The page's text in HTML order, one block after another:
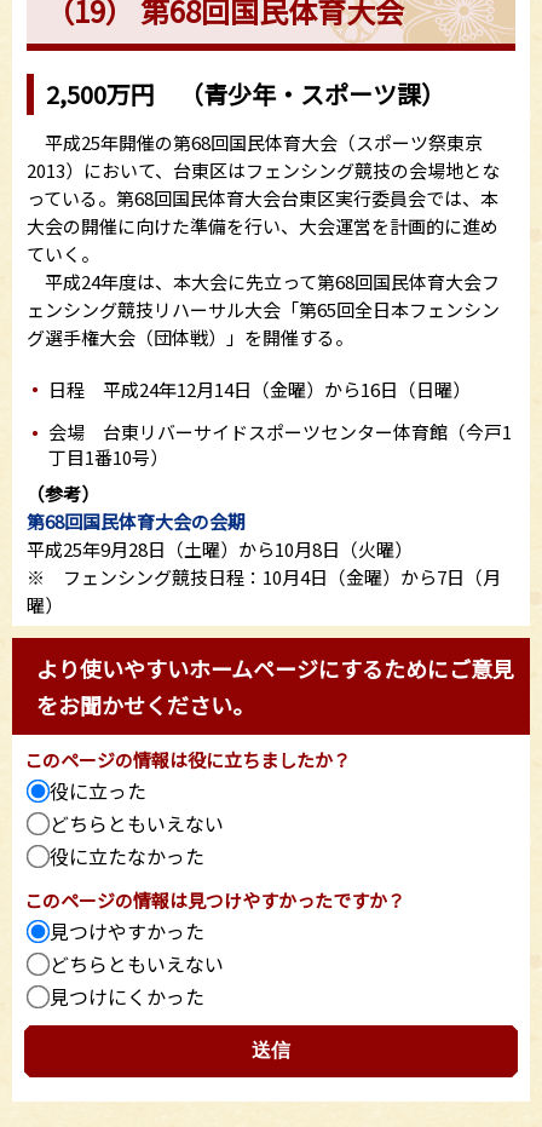
（19） 第68回国民体育大会
2,500万円 （青少年・スポーツ課）
平成25年開催の第68回国民体育大会（スポーツ祭東京
2013）において、台東区はフェンシング競技の会場地とな
っている。第68回国民体育大会台東区実行委員会では、本
大会の開催に向けた準備を行い、大会運営を計画的に進め
ていく。
平成24年度は、本大会に先立って第68回国民体育大会フ
ェンシング競技リハーサル大会「第65回全日本フェンシン
グ選手権大会（団体戦）」を開催する。
日程 平成24年12月14日（金曜）から16日（日曜）
会場 台東リバーサイドスポーツセンター体育館（今戸1
丁目1番10号）
（参考）
第68回国民体育大会の会期
平成25年9月28日（土曜）から10月8日（火曜）
※ フェンシング競技日程：10月4日（金曜）から7日（月
曜）
より使いやすいホームページにするためにご意見
をお聞かせください。
このページの情報は役に立ちましたか？
役に立った
どちらともいえない
役に立たなかった
このページの情報は見つけやすかったですか？
見つけやすかった
どちらともいえない
見つけにくかった